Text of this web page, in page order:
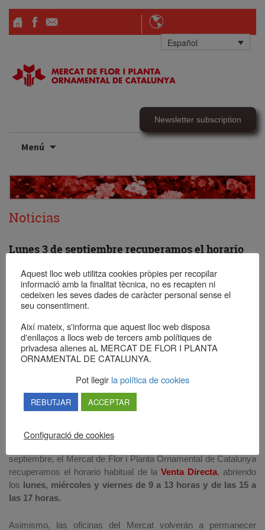
Español
Newsletter subscription
Menú
Noticias
Lunes 3 de septiembre recuperamos el horario
lunes 3 de
septiembre, el Mercat de Flor i Planta Ornamental de Catalunya
recuperamos el horario habitual de la Venta Directa, abriendo
los lunes, miércoles y viernes de 9 a 13 horas y de las 15 a
las 17 horas.
Asimismo, las oficinas del Mercat volverán a permanecer
Aquest lloc web utilitza cookies pròpies per recopilar
informació amb la finalitat tècnica, no es recapten ni
cedeixen les seves dades de caràcter personal sense el
seu consentiment.
Així mateix, s'informa que aquest lloc web disposa
d'enllaços a llocs web de tercers amb polítiques de
privadesa alienes aL MERCAT DE FLOR I PLANTA
ORNAMENTAL DE CATALUNYA.
Pot llegir la política de cookies
REBUTJAR ACCEPTAR
Configuració de cookies